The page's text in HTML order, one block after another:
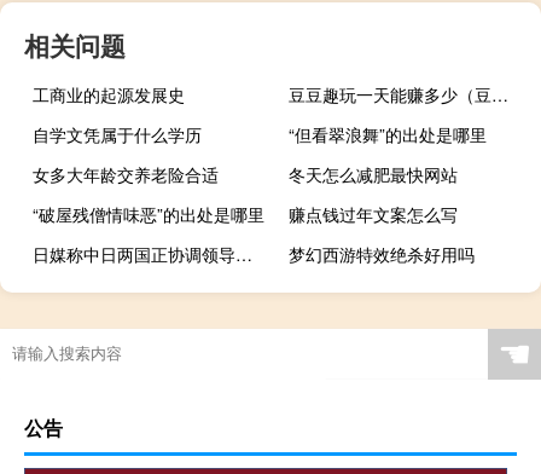
相关问题
工商业的起源发展史
豆豆趣玩一天能赚多少（豆豆趣玩）
自学文凭属于什么学历
“但看翠浪舞”的出处是哪里
女多大年龄交养老险合适
冬天怎么减肥最快网站
“破屋残僧情味恶”的出处是哪里
赚点钱过年文案怎么写
日媒称中日两国正协调领导人在APEC会议期间会晤外交部回应
梦幻西游特效绝杀好用吗
梦幻西游id怎么买角色
☚
公告